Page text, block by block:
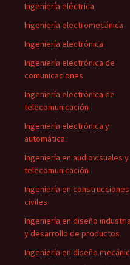
Ingeniería eléctrica
Ingeniería electromecánica
Ingeniería electrónica
Ingeniería electrónica de
comunicaciones
Ingeniería electrónica de
telecomunicación
Ingeniería electrónica y
automática
Ingeniería en audiovisuales y
telecomunicación
Ingeniería en construcciones
civiles
Ingeniería en diseño
y desarrollo de productos
Ingeniería en diseño